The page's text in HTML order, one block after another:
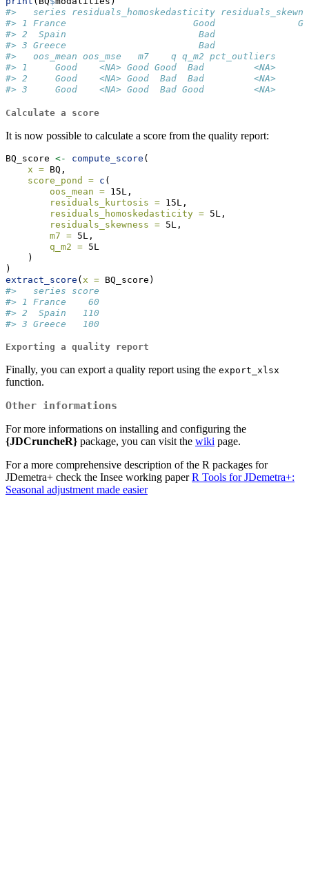
#>   series residuals_homoskedasticity
#> 1 France                       Good
#> 2  Spain                        Bad
#> 3 Greece                        Bad
#>   oos_mean oos_mse   m7    q q_m2 pct_outliers
#> 1     Good    <NA> Good Good  Bad         <NA>
#> 2     Good    <NA> Good  Bad  Bad         <NA>
#> 3     Good    <NA> Good  Bad Good         <NA>
Calculate a score
It is now possible to calculate a score from the quality report:
BQ_score <- compute_score (
x = BQ,
score_pond = c (
oos_mean = 15L,
residuals_kurtosis = 15L,
residuals_homoskedasticity = 5L,
residuals_skewness = 5L,
m7 = 5L,
q_m2 = 5L
    )
)
extract_score ( x = BQ_score)
#>   series score
#> 1 France    60
#> 2  Spain   110
#> 3 Greece   100
Exporting a quality report
Finally, you can export a quality report using the export_xlsx
function.
Other informations
For more informations on installing and configuring the
{JDCruncheR} package, you can visit the wiki page.
For a more comprehensive description of the R packages for
JDemetra+ check the Insee working paperR Tools for JDemetra+:
Seasonal adjustment made easier